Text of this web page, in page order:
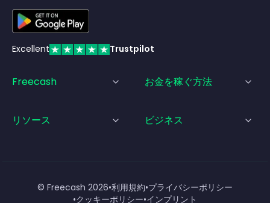
Excellent Trustpilot
Freecash お金を稼ぐ方法
リソース ビジネス
© Freecash 2026•利用規約•プライバシーポリシー
•クッキーポリシー•インプリント